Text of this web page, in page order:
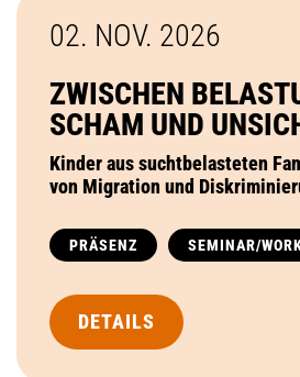
02. NOV. 2026
ZWISCHEN
SCHAM UND
Kinder aus suchtbelasteten
von Migration und
PRÄSENZ SEMINAR/
DETAILS